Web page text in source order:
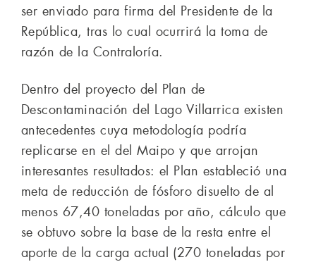
ser enviado para firma del Presidente de la
República, tras lo cual ocurrirá la toma de
razón de la Contraloría.
Dentro del proyecto del Plan de
Descontaminación del Lago Villarrica existen
antecedentes cuya metodología podría
replicarse en el del Maipo y que arrojan
interesantes resultados: el Plan estableció una
meta de reducción de fósforo disuelto de al
menos 67,40 toneladas por año, cálculo que
se obtuvo sobre la base de la resta entre el
aporte de la carga actual (270 toneladas por